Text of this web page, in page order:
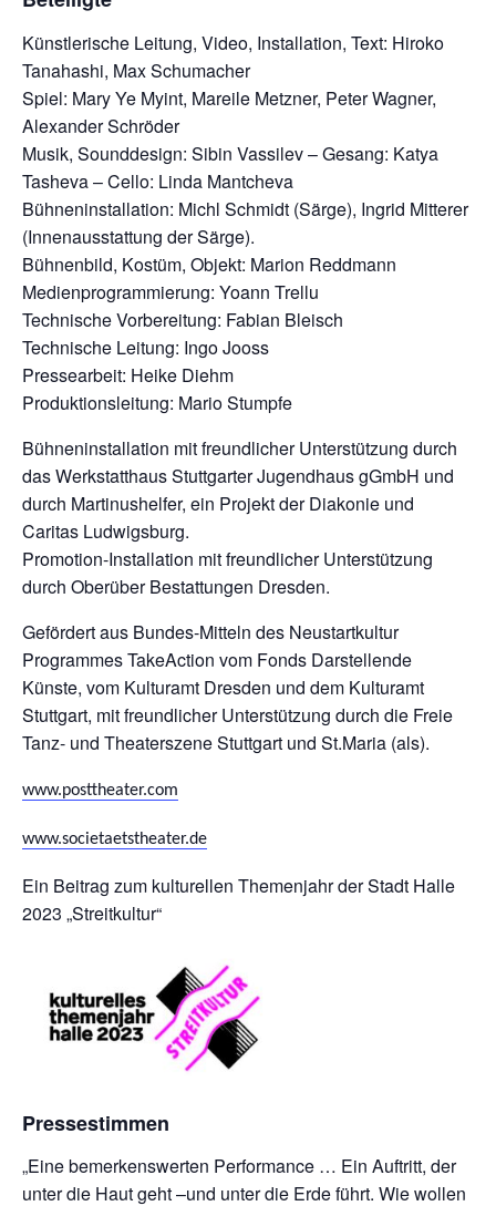
Künstlerische Leitung, Video, Installation, Text: Hiroko
Tanahashi, Max Schumacher
Spiel: Mary Ye Myint, Mareile Metzner, Peter Wagner,
Alexander Schröder
Musik, Sounddesign: Sibin Vassilev – Gesang: Katya
Tasheva – Cello: Linda Mantcheva
Bühneninstallation: Michl Schmidt (Särge), Ingrid Mitterer
(Innenausstattung der Särge).
Bühnenbild, Kostüm, Objekt: Marion Reddmann
Medienprogrammierung: Yoann Trellu
Technische Vorbereitung: Fabian Bleisch
Technische Leitung: Ingo Jooss
Pressearbeit: Heike Diehm
Produktionsleitung: Mario Stumpfe
Bühneninstallation mit freundlicher Unterstützung durch
das Werkstatthaus Stuttgarter Jugendhaus gGmbH und
durch Martinushelfer, ein Projekt der Diakonie und
Caritas Ludwigsburg.
Promotion-Installation mit freundlicher Unterstützung
durch Oberüber Bestattungen Dresden.
Gefördert aus Bundes-Mitteln des Neustartkultur
Programmes TakeAction vom Fonds Darstellende
Künste, vom Kulturamt Dresden und dem Kulturamt
Stuttgart, mit freundlicher Unterstützung durch die Freie
Tanz- und Theaterszene Stuttgart und St.Maria (als).
www.posttheater.com
www.societaetstheater.de
Ein Beitrag zum kulturellen Themenjahr der Stadt Halle
2023 „Streitkultur“
Pressestimmen
„Eine bemerkenswerten Performance … Ein Auftritt, der
unter die Haut geht –und unter die Erde führt. Wie wollen